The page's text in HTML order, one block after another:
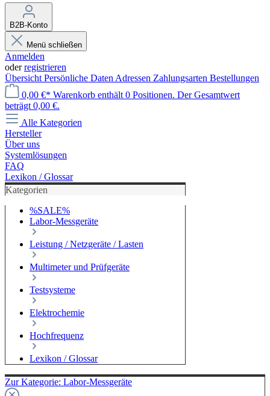
B2B-Konto
Menü schließen
Anmelden
oderregistrieren
Übersicht Persönliche Daten Adressen Zahlungsarten Bestellungen
0,00 €* Warenkorb enthält 0 Positionen. Der Gesamtwert
beträgt 0,00 €.
Alle Kategorien
Hersteller
Über uns
Systemlösungen
FAQ
Lexikon / Glossar
Kategorien
%SALE%
Labor-Messgeräte
Leistung / Netzgeräte / Lasten
Multimeter und Prüfgeräte
Testsysteme
Elektrochemie
Hochfrequenz
Lexikon / Glossar
Zur Kategorie: Labor-Messgeräte